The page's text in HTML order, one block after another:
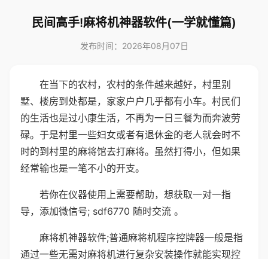
民间高手!麻将机神器软件(一学就懂篇)
发布时间：2026年08月07日
在当下的农村，农村的条件越来越好，村里别
墅、楼房到处都是，家家户户几乎都有小车。村民们
的生活也是过小康生活，不再为一日三餐为而奔波劳
碌。于是村里一些妇女或者有退休金的老人就会时不
时的到村里的麻将馆去打麻将。虽然打得小，但如果
经常输也是一笔不小的开支。
若你在仪器使用上需要帮助，想获取一对一指
导，添加微信号; sdf6770 随时交流 。
麻将机神器软件;普通麻将机程序控牌器一般是指
通过一些无需对麻将机进行复杂安装操作就能实现控